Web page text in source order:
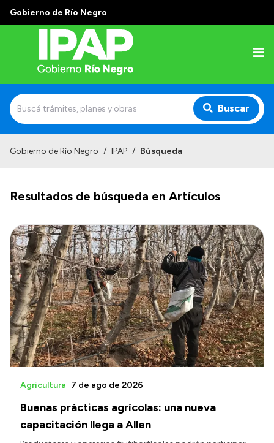
Gobierno de Río Negro
Buscar
El IPAP
Autoridades
Alumnos
Docentes y Capacitadores
Delegaciones
Normativa
Accesos directos
SIU GUARANÍ
TECNICATURAS
CAPACITACIONES
Gobierno de Río Negro / IPAP / Búsqueda
Resultados de búsqueda en Artículos
Buenas prácticas agrícolas: una nueva
capacitación llega a Allen
Agricultura 7 de ago de 2026